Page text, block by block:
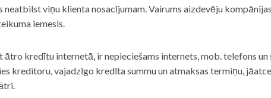
neatbilst viņu klienta nosacījumam. Vairums aizdevēju
iemesls.
kredītu internetā, ir nepieciešams internets, mob. telefons
kreditoru, vajadzīgo kredīta summu un atmaksas termiņu,